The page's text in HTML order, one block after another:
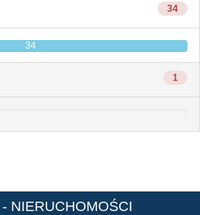
34
34
1
- NIERUCHOMOŚCI